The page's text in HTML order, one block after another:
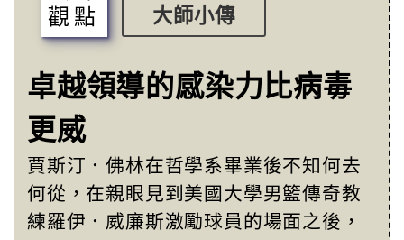
觀點
大師小傳
卓越領導的感染力比病毒
更威
賈斯汀．佛林在哲學系畢業後不知何去
何從，在親眼見到美國大學男籃傳奇教
練羅伊．威廉斯激勵球員的場面之後，